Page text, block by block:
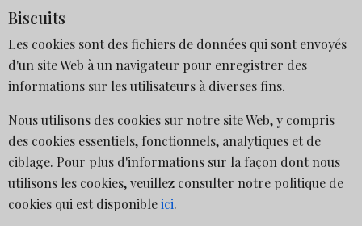
Biscuits
Les cookies sont des fichiers de données qui sont envoyés
d'un site Web à un navigateur pour enregistrer des
informations sur les utilisateurs à diverses fins.
Nous utilisons des cookies sur notre site Web, y compris
des cookies essentiels, fonctionnels, analytiques et de
ciblage. Pour plus d'informations sur la façon dont nous
utilisons les cookies, veuillez consulter notre politique de
cookies qui est disponibleici.